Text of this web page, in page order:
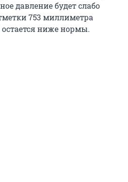
давление будет слабо
753 миллиметра
остается ниже нормы.